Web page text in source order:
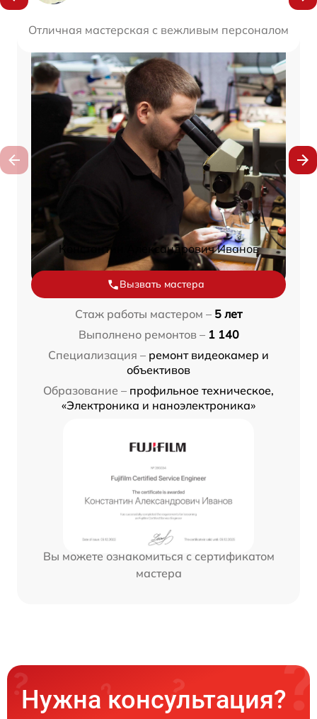
Отличная мастерская с вежливым персоналом.
Константин Александрович Иванов
Вызвать мастера
Стаж работы мастером – 5 лет
Выполнено ремонтов – 1 140
Специализация – ремонт видеокамер и
объективов
Образование – профильное техническое,
«Электроника и наноэлектроника»
Вы можете ознакомиться с сертификатом
мастера
Нужна консультация?